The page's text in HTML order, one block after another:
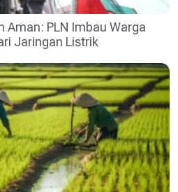
Aman: PLN Imbau Warga
Jaringan Listrik